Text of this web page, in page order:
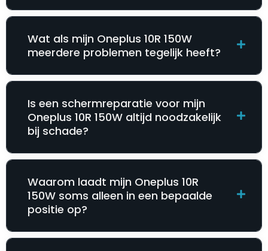
Wat als mijn Oneplus 10R 150W
meerdere problemen tegelijk heeft?
Is een schermreparatie voor mijn
Oneplus 10R 150W altijd noodzakelijk
bij schade?
Waarom laadt mijn Oneplus 10R
150W soms alleen in een bepaalde
positie op?